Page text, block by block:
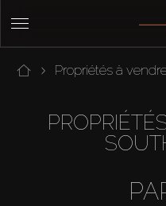
Propriétés à